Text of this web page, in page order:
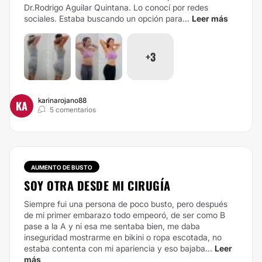
Dr.Rodrigo Aguilar Quintana. Lo conocí por redes
sociales. Estaba buscando un opción para... Leer más
+3
KA
karinarojano88
5 comentarios
AUMENTO DE BUSTO
SOY OTRA DESDE MI CIRUGÍA
Siempre fui una persona de poco busto, pero después
de mi primer embarazo todo empeoró, de ser como B
pase a la A y ni esa me sentaba bien, me daba
inseguridad mostrarme en bikini o ropa escotada, no
estaba contenta con mi apariencia y eso bajaba... Leer
más